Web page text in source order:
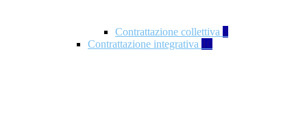
Contrattazione collettiva 2
Contrattazione integrativa 10